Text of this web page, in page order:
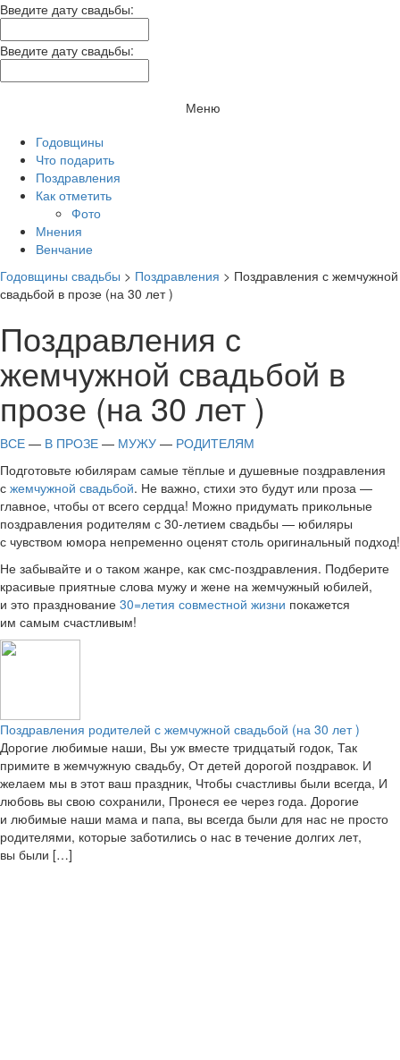
Введите дату свадьбы:
Введите дату свадьбы:
Меню
Годовщины
Что подарить
Поздравления
Как отметить
Фото
Мнения
Венчание
Годовщины свадьбы > Поздравления > Поздравления с жемчужной
свадьбой в прозе (на 30 лет )
Поздравления с
жемчужной свадьбой в
прозе (на 30 лет )
ВСЕ — В ПРОЗЕ — МУЖУ — РОДИТЕЛЯМ
Подготовьте юбилярам самые тёплые и душевные поздравления
с жемчужной свадьбой. Не важно, стихи это будут или проза —
главное, чтобы от всего сердца! Можно придумать прикольные
поздравления родителям с 30-летием свадьбы — юбиляры
с чувством юмора непременно оценят столь оригинальный подход!
Не забывайте и о таком жанре, как смс-поздравления. Подберите
красивые приятные слова мужу и жене на жемчужный юбилей,
и это празднование 30=летия совместной жизни покажется
им самым счастливым!
Поздравления родителей с жемчужной свадьбой (на 30 лет )
Дорогие любимые наши, Вы уж вместе тридцатый годок, Так
примите в жемчужную свадьбу, От детей дорогой поздравок. И
желаем мы в этот ваш праздник, Чтобы счастливы были всегда, И
любовь вы свою сохранили, Пронеся ее через года. Дорогие
и любимые наши мама и папа, вы всегда были для нас не просто
родителями, которые заботились о нас в течение долгих лет,
вы были […]